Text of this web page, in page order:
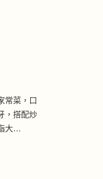
常菜，口
，搭配炒
大…